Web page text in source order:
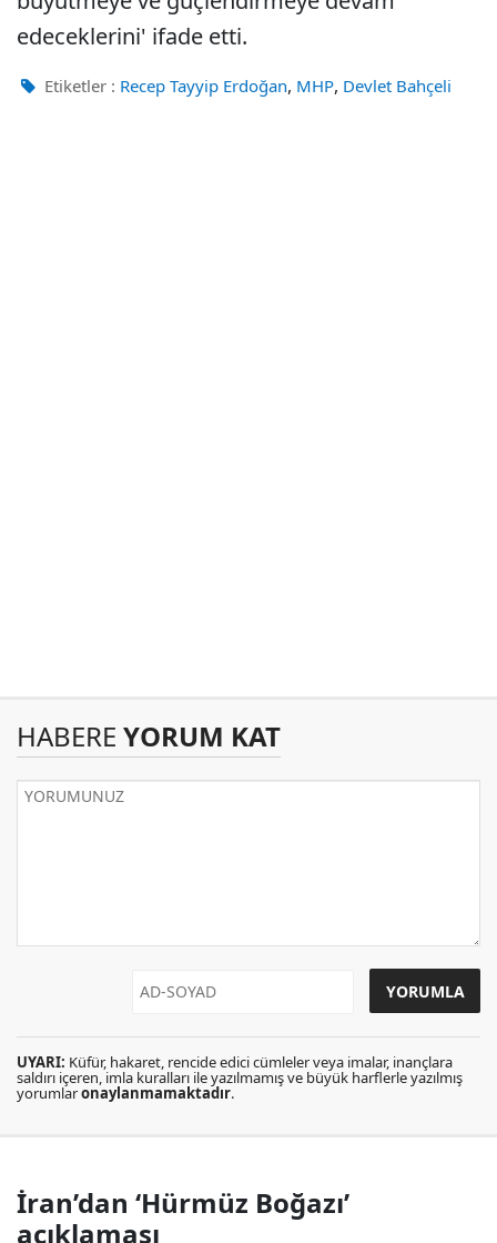
edeceklerini' ifade etti.
Etiketler : Recep Tayyip Erdoğan, MHP, Devlet Bahçeli
HABERE YORUM KAT
UYARI: Küfür, hakaret, rencide edici cümleler veya imalar, inançlara
saldırı içeren, imla kuralları ile yazılmamış ve büyük harflerle yazılmış
yorumlaronaylanmamaktadır.
İran’dan ‘Hürmüz Boğazı’
açıklaması